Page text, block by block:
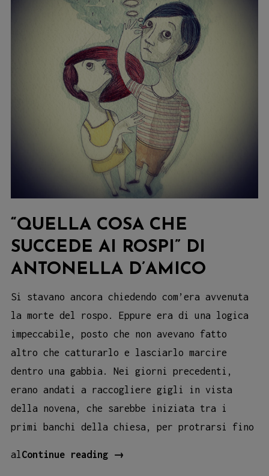
Kaleidos!
“QUELLA COSA CHE
SUCCEDE AI ROSPI” DI
ANTONELLA D’AMICO
Si stavano ancora chiedendo com’era avvenuta
la morte del rospo. Eppure era di una logica
impeccabile, posto che non avevano fatto
altro che catturarlo e lasciarlo marcire
dentro una gabbia. Nei giorni precedenti,
erano andati a raccogliere gigli in vista
della novena, che sarebbe iniziata tra i
primi banchi della chiesa, per protrarsi fino
al Continue reading
“Quella
→